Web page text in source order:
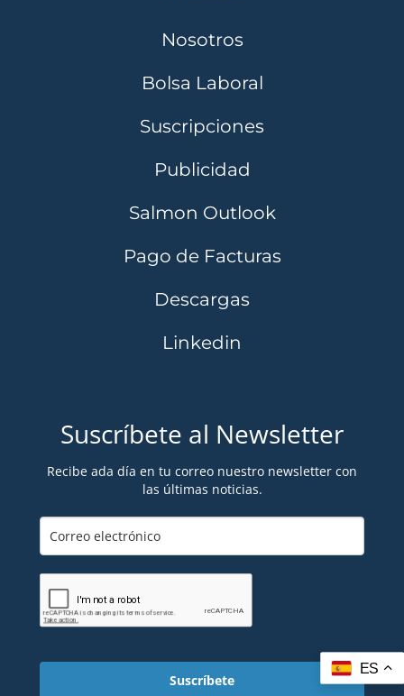
Nosotros
Bolsa Laboral
Suscripciones
Publicidad
Salmon Outlook
Pago de Facturas
Descargas
Linkedin
Suscríbete al Newsletter
Recibe ada día en tu correo nuestro newsletter con
las últimas noticias.
Suscríbete
ES